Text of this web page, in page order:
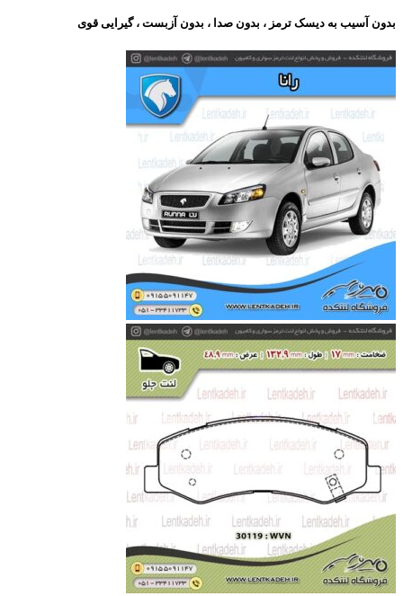
بدون آسیب به دیسک ترمز ، بدون صدا ، بدون آزبست ، گیرایی قوی​